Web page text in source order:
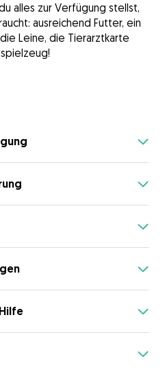
alles zur Verfügung stellst,
ausreichend Futter, ein
Leine, die Tierarztkarte